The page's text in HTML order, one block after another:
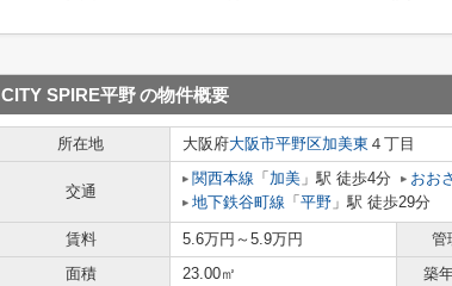
CITY SPIRE平野の物件概要
所在地 大阪府大阪市平野区加美東 ４丁目
交通
関西本線 「 加美 」駅 徒歩4分 おお
地下鉄谷町線 「 平野 」駅 徒歩29分
賃料 5.6万円～5.9万円 管
面積
23.00㎡ 築